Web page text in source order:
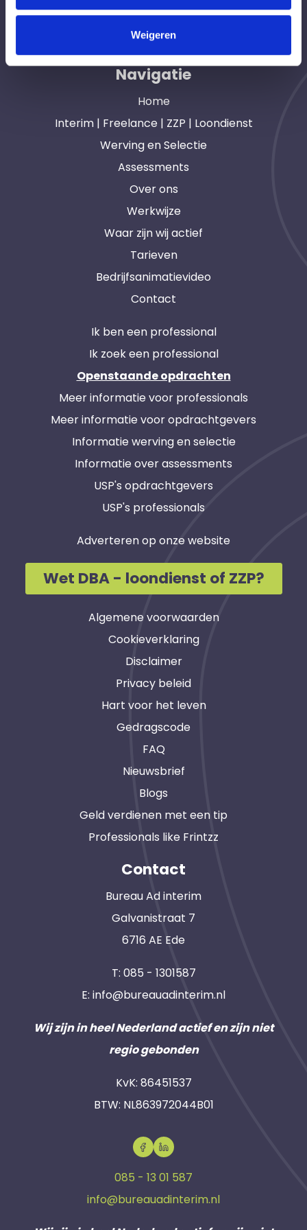
Weigeren
opdrachtgevers en interim, freelance en ZZP
professionals in heel Nederland. Ook loondienst.
Navigatie
Home
Interim | Freelance | ZZP | Loondienst
Werving en Selectie
Assessments
Over ons
Werkwijze
Waar zijn wij actief
Tarieven
Bedrijfsanimatievideo
Contact
Ik ben een professional
Ik zoek een professional
Openstaande opdrachten
Meer informatie voor professionals
Meer informatie voor opdrachtgevers
Informatie werving en selectie
Informatie over assessments
USP's opdrachtgevers
USP's professionals
Adverteren op onze website
Wet DBA - loondienst of ZZP?
Algemene voorwaarden
Cookieverklaring
Disclaimer
Privacy beleid
Hart voor het leven
Gedragscode
FAQ
Nieuwsbrief
Blogs
Geld verdienen met een tip
Professionals like Frintzz
Contact
Bureau Ad interim
Galvanistraat 7
6716 AE Ede
T: 085 - 1301587
E: info@bureauadinterim.nl
Wij zijn in heel Nederland actief en zijn niet
regio gebonden
KvK: 86451537
BTW: NL863972044B01
085 - 13 01 587
info@bureauadinterim.nl